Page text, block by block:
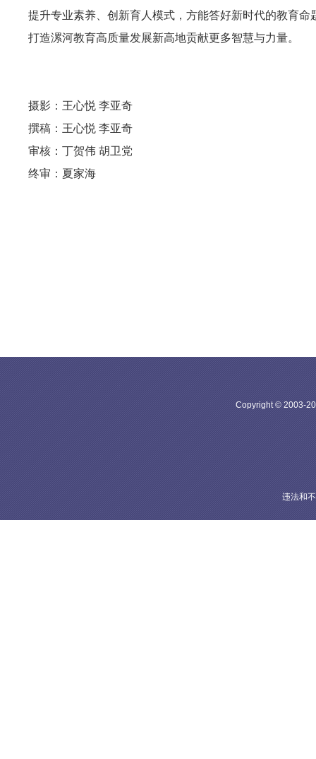
提升专业素养、创新育人模式，方能答好新时代的教育
打造漯河教育高质量发展新高地贡献更多智慧与力量。
摄影：王心悦 李亚奇
撰稿：王心悦 李亚奇
审核：丁贺伟 胡卫党
终审：夏家海
Copyright © 2003-
违法和